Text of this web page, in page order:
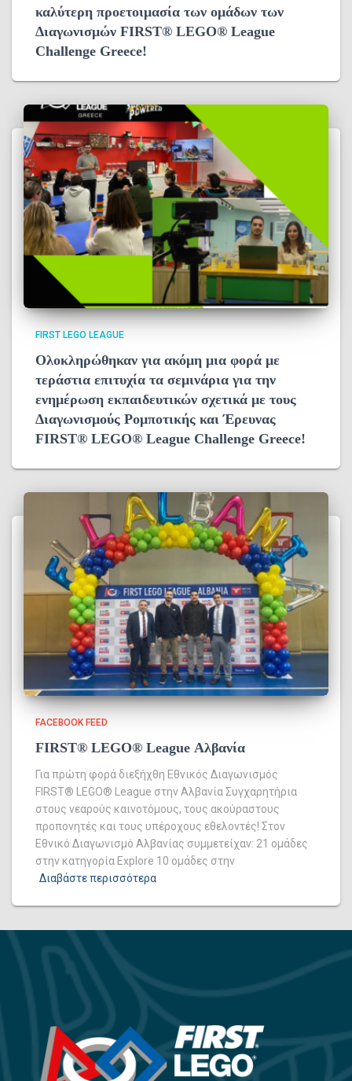
καλύτερη προετοιμασία των ομάδων των
Διαγωνισμών FIRST® LEGO® League
Challenge Greece!
FIRST LEGO LEAGUE
Ολοκληρώθηκαν για ακόμη μια φορά με
τεράστια επιτυχία τα σεμινάρια για την
ενημέρωση εκπαιδευτικών σχετικά με τους
Διαγωνισμούς Ρομποτικής και Έρευνας
FIRST® LEGO® League Challenge Greece!
FACEBOOK FEED
FIRST® LEGO® League Αλβανία
Για πρώτη φορά διεξήχθη Εθνικός Διαγωνισμός
FIRST® LEGO® League στην Αλβανία Συγχαρητήρια
στους νεαρούς καινοτόμους, τους ακούραστους
προπονητές και τους υπέροχους εθελοντές! Στον
Εθνικό Διαγωνισμό Αλβανίας συμμετείχαν: 21 ομάδες
στην κατηγορία Explore 10 ομάδες στην
Διαβάστε περισσότερα